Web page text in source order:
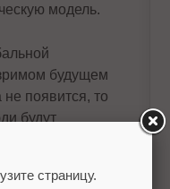
модель.
будущем
появится, то
будут
с
такой
гениальные
страницу.